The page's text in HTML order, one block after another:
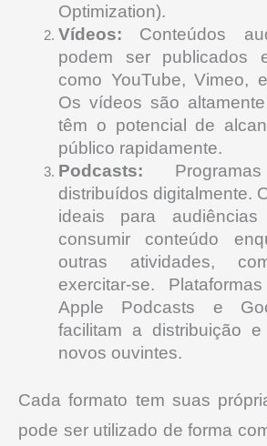
Optimization).
Vídeos: Conteúdos
podem ser publicados
como YouTube, Vimeo,
Os vídeos são
têm o potencial de
público rapidamente.
Podcasts:
distribuídos digitalmente.
ideais para
consumir conteúdo
outras atividades,
exercitar-se.
Apple Podcasts e
facilitam a distribuição
novos ouvintes.
Cada formato tem suas
pode ser utilizado de forma